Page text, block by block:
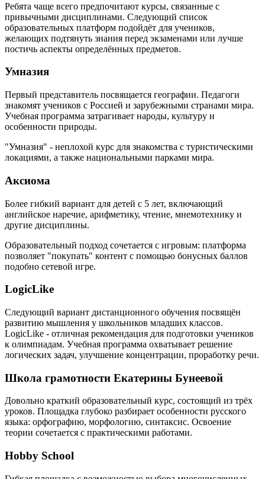
Ребята чаще всего предпочитают курсы, связанные с
привычными дисциплинами. Следующий список
образовательных платформ подойдёт для учеников,
желающих подтянуть знания перед экзаменами или лучше
постичь аспекты определённых предметов.
Умназия
Первый представитель посвящается географии. Педагоги
знакомят учеников с Россией и зарубежными странами мира.
Учебная программа затрагивает народы, культуру и
особенности природы.
"Умназия" - неплохой курс для знакомства с туристическими
локациями, а также национальными парками мира.
Аксиома
Более гибкий вариант для детей с 5 лет, включающий
английское наречие, арифметику, чтение, мнемотехнику и
другие дисциплины.
Образовательный подход сочетается с игровым: платформа
позволяет "покупать" контент с помощью бонусных баллов
подобно сетевой игре.
LogicLike
Следующий вариант дистанционного обучения посвящён
развитию мышления у школьников младших классов.
LogicLike - отличная рекомендация для подготовки учеников
к олимпиадам. Учебная программа охватывает решение
логических задач, улучшение концентрации, проработку речи.
Школа грамотности Екатерины Бунеевой
Довольно краткий образовательный курс, состоящий из трёх
уроков. Площадка глубоко разбирает особенности русского
языка: орфографию, морфологию, синтаксис. Освоение
теории сочетается с практическими работами.
Hobby School